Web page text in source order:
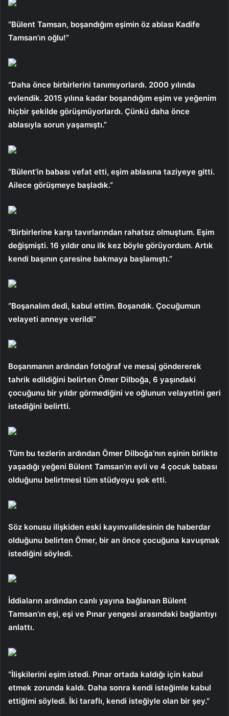
“Bülent Tamsan, boşandığım eşimin öz ablası Kadife
Tamsan’ın oğlu!”
“Daha önce birbirlerini tanımıyorlardı. 2000 yılında
evlendik. 2015 yılına kadar boşandığım eşim ve yeğenim
hiçbir şekilde görüşmüyorlardı. Çünkü daha önce
ablasıyla sorun yaşamıştı.”
“Bülent’in babası vefat etti, eşim ablasına taziyeye gitti.
Ailece görüşmeye başladık.”
“Birbirlerine karşı tavırlarından rahatsız olmuştum. Eşim
değişmişti. 16 yıldır onu ilk kez böyle görüyordum. Artık
kendi başının çaresine bakmaya başlamıştı.”
“Boşanalım dedi, kabul ettim. Boşandık. Çocuğumun
velayeti anneye verildi”
Boşanmanın ardından fotoğraf ve mesaj göndererek
tahrik edildiğini belirten Ömer Dilboğa, 6 yaşındaki
çocuğunu bir yıldır görmediğini ve oğlunun velayetini geri
istediğini belirtti.
Tüm bu tezlerin ardından Ömer Dilboğa’nın eşinin birlikte
yaşadığı yeğeni Bülent Tamsan’ın evli ve 4 çocuk babası
olduğunu belirtmesi tüm stüdyoyu şok etti.
Söz konusu ilişkiden eski kayınvalidesinin de haberdar
olduğunu belirten Ömer, bir an önce çocuğuna kavuşmak
istediğini söyledi.
İddiaların ardından canlı yayına bağlanan Bülent
Tamsan’ın eşi, eşi ve Pınar yengesi arasındaki bağlantıyı
anlattı.
“İlişkilerini eşim istedi. Pınar ortada kaldığı için kabul
etmek zorunda kaldı. Daha sonra kendi isteğimle kabul
ettiğimi söyledi. İki taraflı, kendi isteğiyle olan bir şey.”